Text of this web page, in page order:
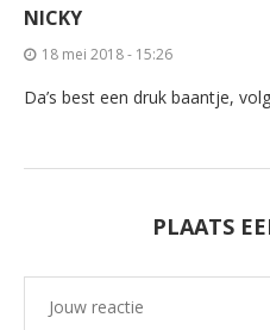
NICKY
18 mei 2018 - 15:26
Da’s best een druk baantje,
PLAATS